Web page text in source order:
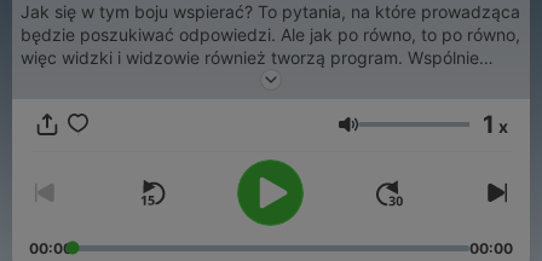
Jak się w tym boju wspierać? To pytania, na które prowadząca
będzie poszukiwać odpowiedzi. Ale jak po równo, to po równo,
więc widzki i widzowie również tworzą program. Wspólnie
debatujemy i po równo dzielimy się tym, co nam leży w
Jačina zvuka 1 x
00:00 00:00